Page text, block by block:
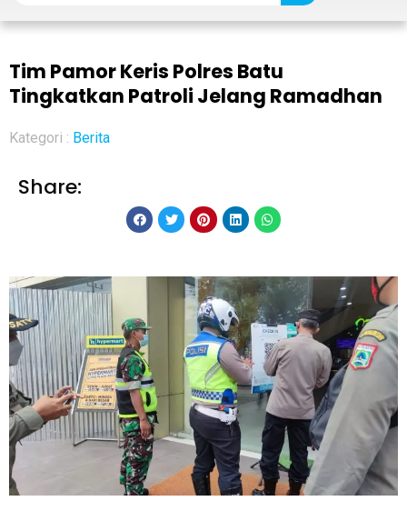
Tim Pamor Keris Polres Batu
Tingkatkan Patroli Jelang Ramadhan
Kategori : Berita
Share: